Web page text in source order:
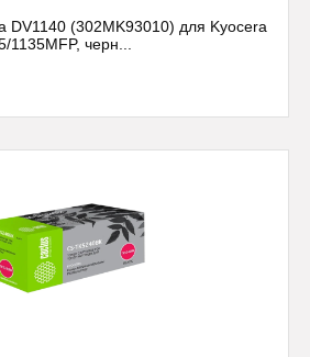
DV1140 (302MK93010) для Kyocera
черн...